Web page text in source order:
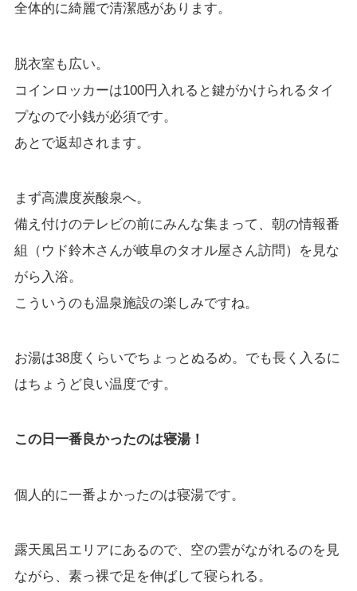
全体的に綺麗で清潔感があります。
脱衣室も広い。
コインロッカーは100円入れると鍵がかけられるタイ
プなので小銭が必須です。
あとで返却されます。
まず高濃度炭酸泉へ。
備え付けのテレビの前にみんな集まって、朝の情報番
組（ウド鈴木さんが岐阜のタオル屋さん訪問）を見な
がら入浴。
こういうのも温泉施設の楽しみですね。
お湯は38度くらいでちょっとぬるめ。でも長く入るに
はちょうど良い温度です。
この日一番良かったのは寝湯！
個人的に一番よかったのは寝湯です。
露天風呂エリアにあるので、空の雲がながれるのを見
ながら、素っ裸で足を伸ばして寝られる。